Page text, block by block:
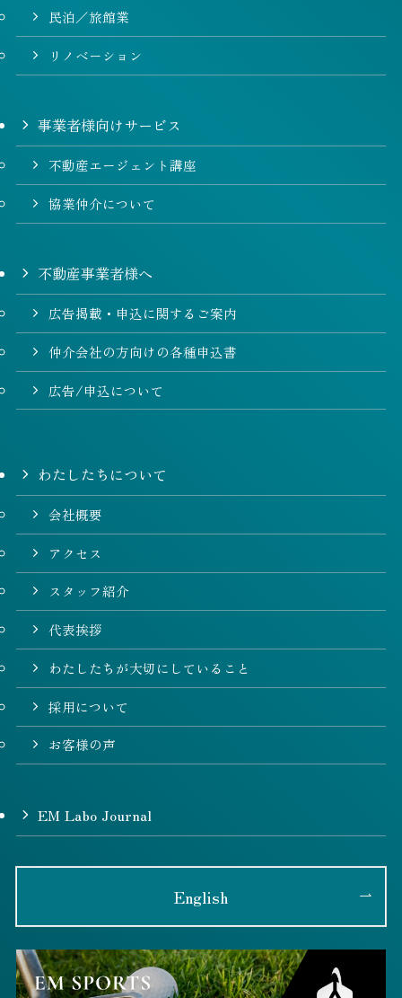
民泊／旅館業
リノベーション
事業者様向けサービス
不動産エージェント講座
協業仲介について
不動産事業者様へ
広告掲載・申込に関するご案内
仲介会社の方向けの各種申込書
広告/申込について
わたしたちについて
会社概要
アクセス
スタッフ紹介
代表挨拶
わたしたちが大切にしていること
採用について
お客様の声
EM Labo Journal
English